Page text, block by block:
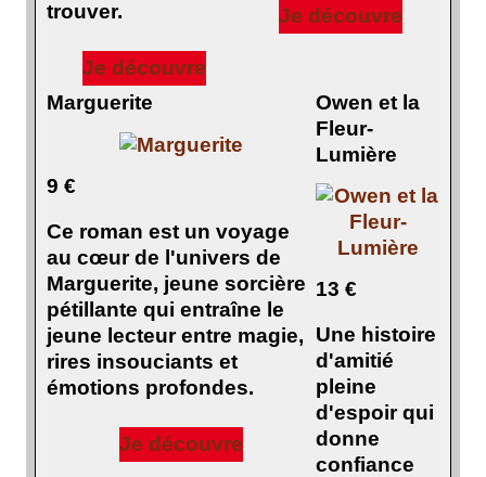
trouver.
Je découvre
Je découvre
Marguerite
9 €
Ce roman est un voyage
au cœur de l'univers de
Marguerite, jeune sorcière
pétillante qui entraîne le
jeune lecteur entre magie,
rires insouciants et
émotions profondes.
Je découvre
Owen et la
Fleur-
Lumière
13 €
Une histoire
d'amitié
pleine
d'espoir qui
donne
confiance